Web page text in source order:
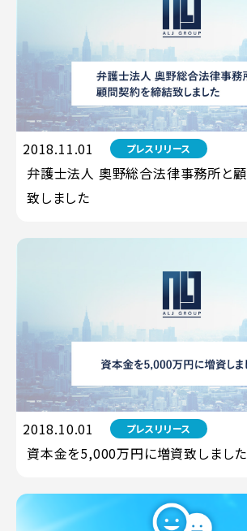
2018.11.01 プレスリリース
弁護士法人 奧野総合法律事務所と
致しました
2018.10.01 プレスリリース
資本金を5,000万円に増資致しました